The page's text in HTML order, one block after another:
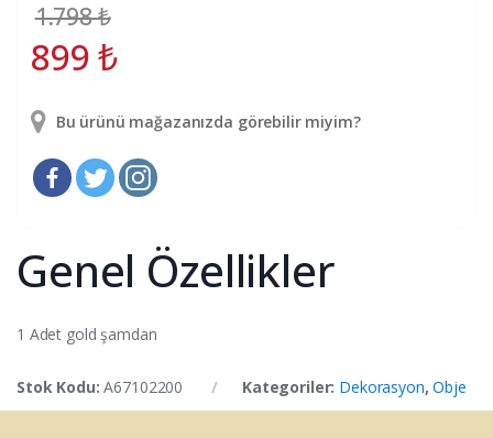
1.798₺
899₺
Bu ürünü mağazanızda görebilir miyim?
Genel Özellikler
1 Adet gold şamdan
Stok Kodu:A67102200 Kategoriler: Dekorasyon,Obje